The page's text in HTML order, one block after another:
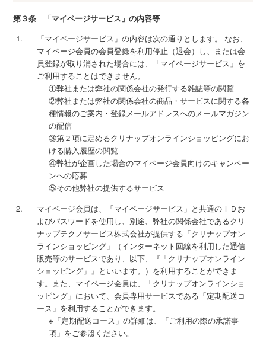
第３条 「マイページサービス」の内容等
「マイページサービス」の内容は次の通りとします。 なお、
マイページ会員の会員登録を利用停止（退会）し、または会
員登録が取り消された場合には、「マイページサービス」を
ご利用することはできません。
①弊社または弊社の関係会社の発行する雑誌等の閲覧
②弊社または弊社の関係会社の商品・サービスに関する各
種情報のご案内・登録メールアドレスへのメールマガジン
の配信
③第２項に定めるクリナップオンラインショッピングにお
ける購入履歴の閲覧
④弊社が企画した場合のマイページ会員向けのキャンペー
ンへの応募
⑤その他弊社の提供するサービス
マイページ会員は、「マイページサービス」と共通のＩＤお
よびパスワードを使用し、別途、弊社の関係会社であるクリ
ナップテクノサービス株式会社が提供する「クリナップオン
ラインショッピング」（インターネット回線を利用した通信
販売等のサービスであり、以下、『「クリナップオンライン
ショッピング」』といいます。）を利用することができま
す。また、マイページ会員は、「クリナップオンラインショ
ッピング」において、会員専用サービスである「定期配送コ
ース」を利用することができます。
※「定期配送コース」の詳細は、「ご利用の際の承諾事
項」をご参照ください。